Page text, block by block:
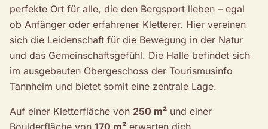
perfekte Ort für alle, die den Bergsport lieben – egal
ob Anfänger oder erfahrener Kletterer. Hier vereinen
sich die Leidenschaft für die Bewegung in der Natur
und das Gemeinschaftsgefühl. Die Halle befindet sich
im ausgebauten Obergeschoss der Tourismusinfo
Tannheim und bietet somit eine zentrale Lage.
Auf einer Kletterfläche von 250 m² und einer
Boulderfläche von 170 m² erwarten dich